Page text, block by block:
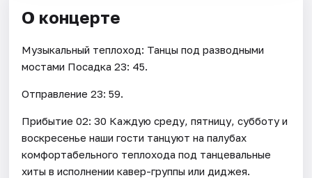
О концерте
Музыкальный теплоход: Танцы под разводными
мостами Посадка 23: 45.
Отправление 23: 59.
Прибытие 02: 30 Каждую среду, пятницу, субботу и
воскресенье наши гости танцуют на палубах
комфортабельного теплохода под танцевальные
хиты в исполнении кавер-группы или диджея.